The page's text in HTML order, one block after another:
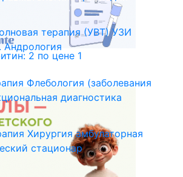
2 по цене 1
терапия (УВТ) УЗИ
Андрология
Флебология (заболевания
диагностика
Хирургия амбулаторная
стационар